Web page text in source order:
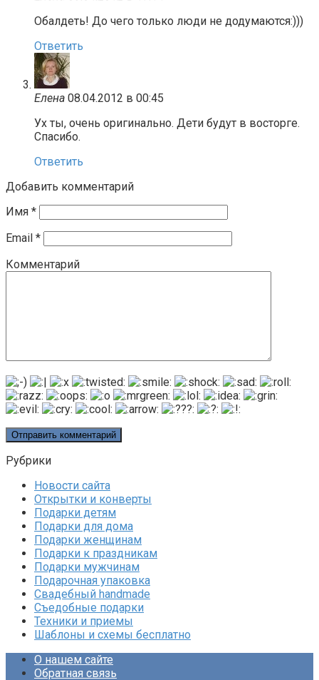
Обалдеть! До чего только люди не додумаются:)))
Ответить
Елена 08.04.2012 в 00:45
Ух ты, очень оригинально. Дети будут в восторге.
Спасибо.
Ответить
Добавить комментарий
Имя *
Email *
Комментарий
Рубрики
Новости сайта
Открытки и конверты
Подарки детям
Подарки для дома
Подарки женщинам
Подарки к праздникам
Подарки мужчинам
Подарочная упаковка
Свадебный handmade
Съедобные подарки
Техники и приемы
Шаблоны и схемы бесплатно
О нашем сайте
Обратная связь